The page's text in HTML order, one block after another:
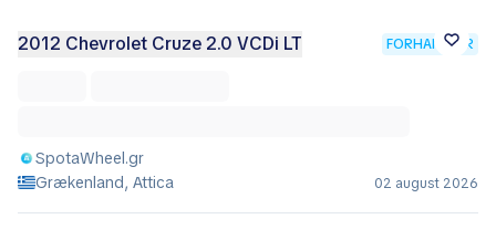
SpotaWheel.gr